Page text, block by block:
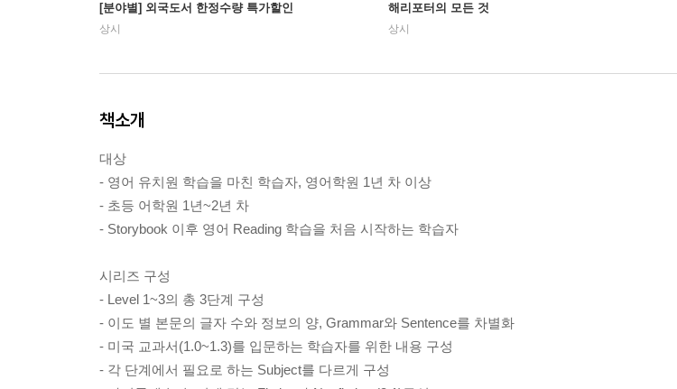
[분야별] 외국도서 한정수량 특가할인
상시
해리포터의 모든 것
상시
책소개
대상
- 영어 유치원 학습을 마친 학습자, 영어학원 1년 차 이상
- 초등 어학원 1년~2년 차
- Storybook 이후 영어 Reading 학습을 처음 시작하는 학습자
시리즈 구성
- Level 1~3의 총 3단계 구성
- 이도 별 본문의 글자 수와 정보의 양, Grammar와 Sentence를 차별화
- 미국 교과서(1.0~1.3)를 입문하는 학습자를 위한 내용 구성
- 각 단계에서 필요로 하는 Subject를 다르게 구성